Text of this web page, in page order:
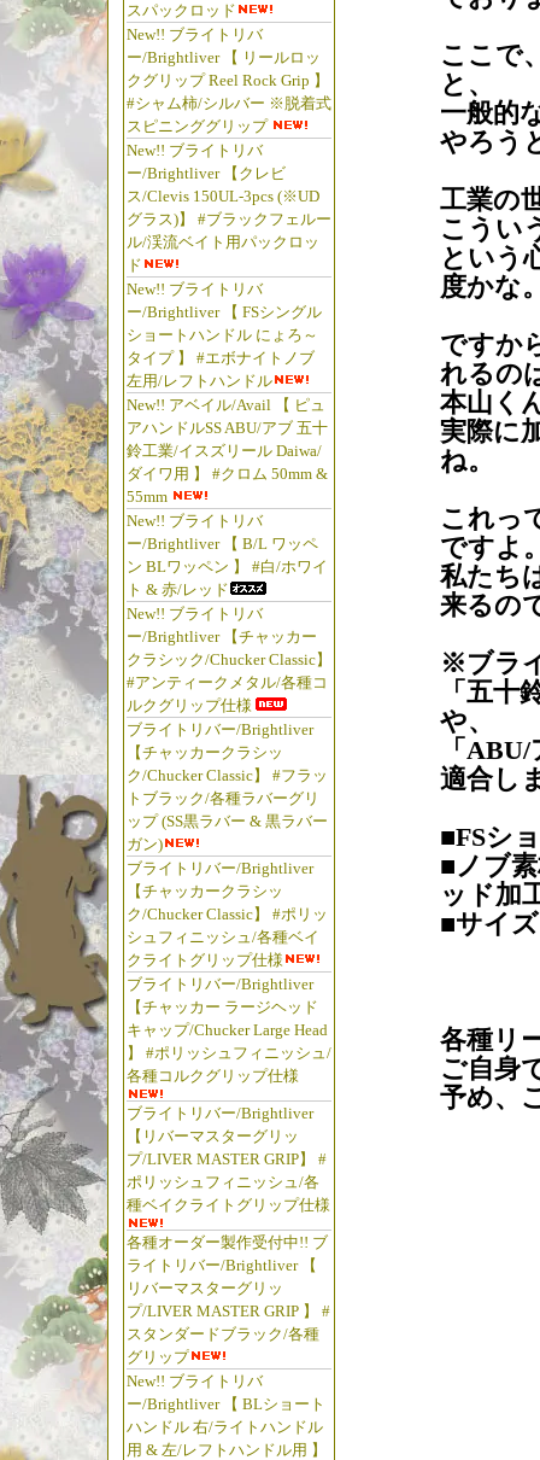
スパックロッド
New!! ブライトリバ
ー/Brightliver 【 リールロッ
クグリップ Reel Rock Grip 】
#シャム柿/シルバー ※脱着式
スピニンググリップ
New!! ブライトリバ
ー/Brightliver 【クレビ
ス/Clevis 150UL-3pcs (※UD
グラス)】 #ブラックフェルー
ル/渓流ベイト用パックロッ
ド
New!! ブライトリバ
ー/Brightliver 【 FSシングル
ショートハンドル にょろ～
タイプ 】 #エボナイトノブ
左用/レフトハンドル
New!! アベイル/Avail 【 ピュ
アハンドルSS ABU/アブ 五十
鈴工業/イスズリール Daiwa/
ダイワ用 】 #クロム 50mm &
55mm
New!! ブライトリバ
ー/Brightliver 【 B/L ワッペ
ン BLワッペン 】 #白/ホワイ
ト & 赤/レッド
New!! ブライトリバ
ー/Brightliver 【チャッカー
クラシック/Chucker Classic】
#アンティークメタル/各種コ
ルクグリップ仕様
ブライトリバー/Brightliver
【チャッカークラシッ
ク/Chucker Classic】 #フラッ
トブラック/各種ラバーグリ
ップ (SS黒ラバー & 黒ラバー
ガン)
ブライトリバー/Brightliver
【チャッカークラシッ
ク/Chucker Classic】 #ポリッ
シュフィニッシュ/各種ベイ
クライトグリップ仕様
ブライトリバー/Brightliver
【チャッカー ラージヘッド
キャップ/Chucker Large Head
】 #ポリッシュフィニッシュ/
各種コルクグリップ仕様
ブライトリバー/Brightliver
【リバーマスターグリッ
プ/LIVER MASTER GRIP】 #
ポリッシュフィニッシュ/各
種ベイクライトグリップ仕様
各種オーダー製作受付中!! ブ
ライトリバー/Brightliver 【
リバーマスターグリッ
プ/LIVER MASTER GRIP 】 #
スタンダードブラック/各種
グリップ
New!! ブライトリバ
ー/Brightliver 【 BLショート
ハンドル 右/ライトハンドル
用 & 左/レフトハンドル用 】
ここで
と、
一般的
やろう
工業の
こうい
という
度かな
ですか
れるの
本山く
実際に
ね。
これっ
ですよ
私たち
来るの
※ブラ
「五十
や、
「
適合し
■FSシ
■ノブ
ッド加
■サイ
各種リ
ご自身
予め、